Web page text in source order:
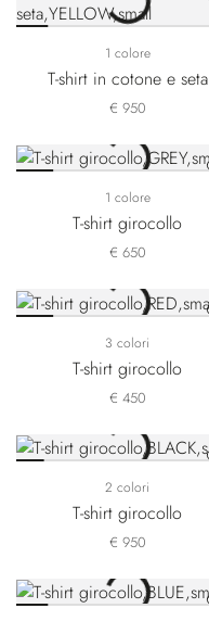
1 colore
T-shirt in cotone e seta
€ 950
1 colore
T-shirt girocollo
€ 650
3 colori
T-shirt girocollo
€ 450
2 colori
T-shirt girocollo
€ 950